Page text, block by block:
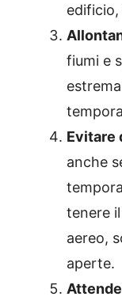
edificio,
fiumi e
Evitare
anche
tenere
aereo,
aperte.